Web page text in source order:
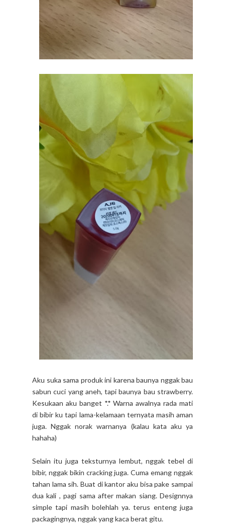
Aku suka sama produk ini karena baunya nggak bau
sabun cuci yang aneh, tapi baunya bau strawberry.
Kesukaan aku banget *.* Warna awalnya rada mati
di bibir ku tapi lama-kelamaan ternyata masih aman
juga. Nggak norak warnanya (kalau kata aku ya
hahaha)
Selain itu juga teksturnya lembut, nggak tebel di
bibir, nggak bikin cracking juga. Cuma emang nggak
tahan lama sih. Buat di kantor aku bisa pake sampai
dua kali , pagi sama after makan siang. Designnya
simple tapi masih bolehlah ya. terus enteng juga
packagingnya, nggak yang kaca berat gitu.